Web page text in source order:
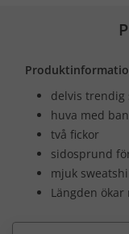
delvis trendig
huva med
två fickor
sidosprund
mjuk
Längden